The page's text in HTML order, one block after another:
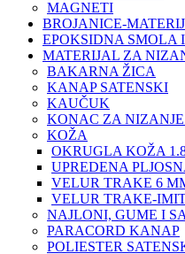
MAGNETI
BROJANICE-
EPOKSIDNA SMOLA
MATERIJAL ZA
BAKARNA ŽICA
KANAP SATENSKI
KAUČUK
KONAC ZA
KOŽA
OKRUGLA KOŽA
UPREDENA
VELUR TRAKE 6
VELUR TRAKE-
NAJLONI, GUME I
PARACORD KANAP
POLIESTER